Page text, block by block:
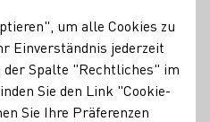
Weinbranche
Das erlebte die amtierende
Simon während der
"Vitis Live" in Piesport an
um alle Cookies zu
Einverständnis jederzeit
Spalte "Rechtliches" im
Sie den Link "Cookie-
Sie Ihre Präferenzen